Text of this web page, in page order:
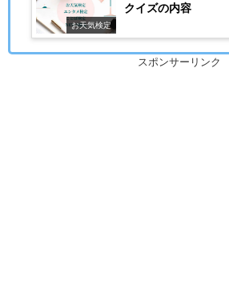
お天気検定
クイズの内容
スポンサーリンク